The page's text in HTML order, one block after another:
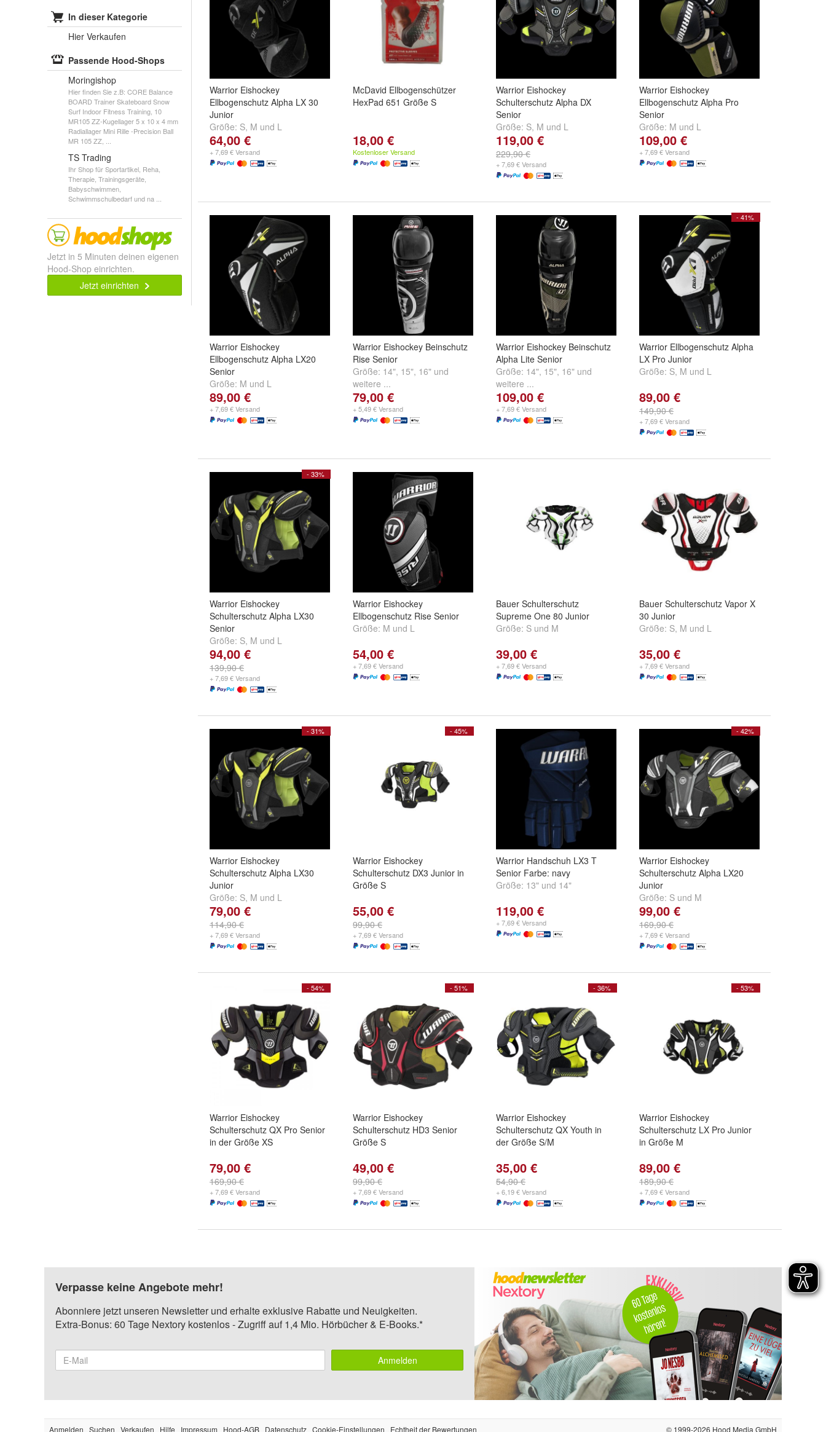
In dieser Kategorie
Hier Verkaufen
Passende Hood-Shops
Moringishop
Hier finden Sie z.B: CORE Balance
BOARD Trainer Skateboard Snow
Surf Indoor Fitness Training, 10
MR105 ZZ-Kugellager 5 x 10 x 4 mm
Radiallager Mini Rille -Precision Ball
MR 105 ZZ, ...
TS Trading
Ihr Shop für Sportartikel, Reha,
Therapie, Trainingsgeräte,
Babyschwimmen,
Schwimmschulbedarf und na ...
Jetzt in 5 Minuten deinen eigenen
Hood-Shop einrichten.
Jetzt einrichten
Warrior Eishockey
Ellbogenschutz Alpha LX 30
Junior
Größe: S, M und L
64,00 €
+ 7,69 € Versand
McDavid Ellbogenschützer
HexPad 651 Größe S
18,00 €
Kostenloser Versand
Warrior Eishockey
Schulterschutz Alpha DX
Senior
Größe: S, M und L
119,00 €
229,90 €
+ 7,69 € Versand
Warrior Eishockey
Ellbogenschutz Alpha Pro
Senior
Größe: M und L
109,00 €
+ 7,69 € Versand
Warrior Eishockey
Ellbogenschutz Alpha LX20
Senior
Größe: M und L
89,00 €
+ 7,69 € Versand
Warrior Eishockey Beinschutz
Rise Senior
Größe: 14", 15", 16" und
weitere ...
79,00 €
+ 5,49 € Versand
Warrior Eishockey Beinschutz
Alpha Lite Senior
Größe: 14", 15", 16" und
weitere ...
109,00 €
+ 7,69 € Versand
- 41%
Warrior Ellbogenschutz Alpha
LX Pro Junior
Größe: S, M und L
89,00 €
149,90 €
+ 7,69 € Versand
- 33%
Warrior Eishockey
Schulterschutz Alpha LX30
Senior
Größe: S, M und L
94,00 €
139,90 €
+ 7,69 € Versand
Warrior Eishockey
Ellbogenschutz Rise Senior
Größe: M und L
54,00 €
+ 7,69 € Versand
Bauer Schulterschutz
Supreme One 80 Junior
Größe: S und M
39,00 €
+ 7,69 € Versand
Bauer Schulterschutz Vapor X
30 Junior
Größe: S, M und L
35,00 €
+ 7,69 € Versand
- 31%
Warrior Eishockey
Schulterschutz Alpha LX30
Junior
Größe: S, M und L
79,00 €
114,90 €
+ 7,69 € Versand
- 45%
Warrior Eishockey
Schulterschutz DX3 Junior in
Größe S
55,00 €
99,90 €
+ 7,69 € Versand
Warrior Handschuh LX3 T
Senior Farbe: navy
Größe: 13" und 14"
119,00 €
+ 7,69 € Versand
- 42%
Warrior Eishockey
Schulterschutz Alpha LX20
Junior
Größe: S und M
99,00 €
169,90 €
+ 7,69 € Versand
- 54%
Warrior Eishockey
Schulterschutz QX Pro Senior
in der Größe XS
79,00 €
169,90 €
+ 7,69 € Versand
- 51%
Warrior Eishockey
Schulterschutz HD3 Senior
Größe S
49,00 €
99,90 €
+ 7,69 € Versand
- 36%
Warrior Eishockey
Schulterschutz QX Youth in
der Größe S/M
35,00 €
54,90 €
+ 6,19 € Versand
- 53%
Warrior Eishockey
Schulterschutz LX Pro Junior
in Größe M
89,00 €
189,90 €
+ 7,69 € Versand
Verpasse keine Angebote mehr!
Abonniere jetzt unseren Newsletter und erhalte exklusive Rabatte und Neuigkeiten.
Extra-Bonus: 60 Tage Nextory kostenlos - Zugriff auf 1,4 Mio. Hörbücher & E-Books.*
Anmelden
Anmelden Suchen Verkaufen Hilfe Impressum Hood-AGB Datenschutz Cookie-Einstellungen Echtheit der Bewertungen © 1999-2026 Hood Media GmbH